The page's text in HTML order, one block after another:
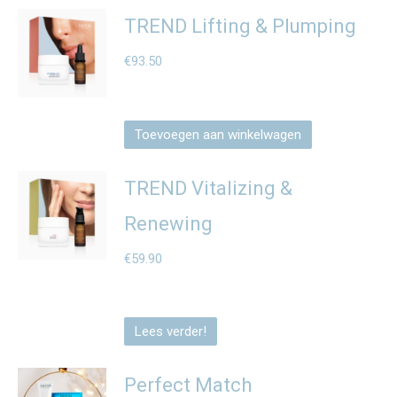
TREND Lifting & Plumping
€93.50
Toevoegen aan winkelwagen
TREND Vitalizing &
Renewing
€59.90
Lees verder!
Perfect Match